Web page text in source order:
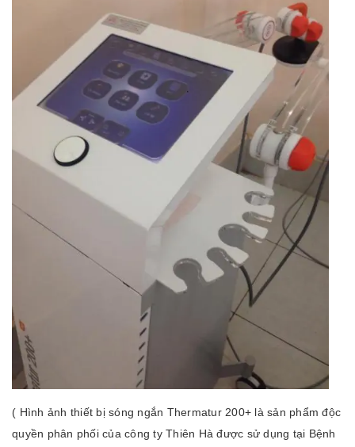
( Hình ảnh thiết bị sóng ngắn Thermatur 200+ là sản phẩm độc
quyền phân phối của công ty Thiên Hà được sử dụng tại Bệnh